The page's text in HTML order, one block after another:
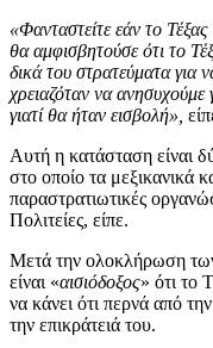
«Φανταστείτε εάν το
θα αμφισβητούσε ότι το
δικά του στρατεύματα για
χρειαζόταν να ανησυχούμε
γιατί θα ήταν εισβολή»,
Αυτή η κατάσταση είναι
στο οποίο τα μεξικανικά
παραστρατιωτικές
Πολιτείες, είπε.
Μετά την ολοκλήρωση
είναι «αισιόδοξος» ότι το
να κάνει ότι περνά από
την επικράτειά του.